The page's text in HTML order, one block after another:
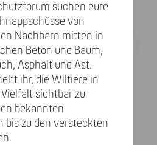
suchen eure
von
Nachbarn mitten in
Beton und Baum,
Asphalt und Ast.
ihr, die Wiltiere in
sichtbar zu
bekannten
bis zu den versteckten